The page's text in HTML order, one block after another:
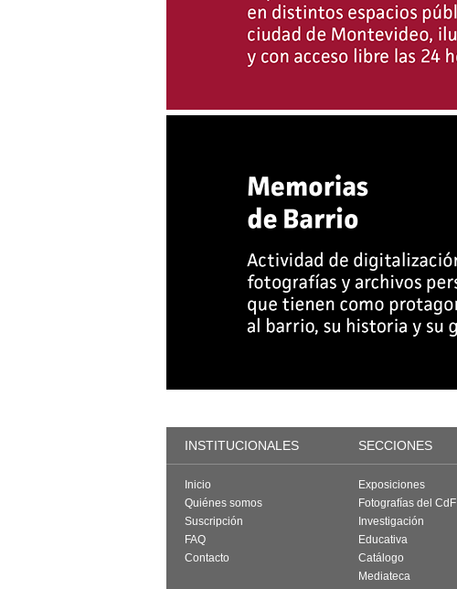
INSTITUCIONALES SECCIONES
Inicio
Quiénes somos
Suscripción
FAQ
Contacto
Exposiciones
Fotografías del CdF
Investigación
Educativa
Catálogo
Mediateca